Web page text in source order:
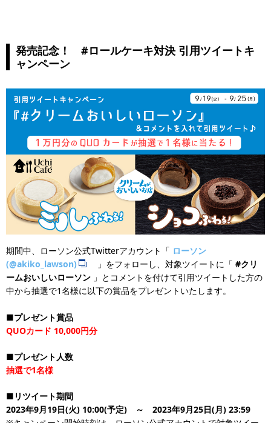
発売記念！ #ロールケーキ対決 引用ツイートキ
ャンペーン
期間中、ローソン公式Twitterアカウント「 ローソン
(@akiko_lawson)
」をフォローし、対象ツイートに「 #クリ
ームおいしいローソン 」とコメントを付けて引用ツイートした方の
中から抽選で1名様に以下の賞品をプレゼントいたします。
■プレゼント賞品
QUOカード 10,000円分
■プレゼント人数
抽選で1名様
■リツイート期間
2023年9月19日(火) 10:00(予定) ～ 2023年9月25日(月) 23:59